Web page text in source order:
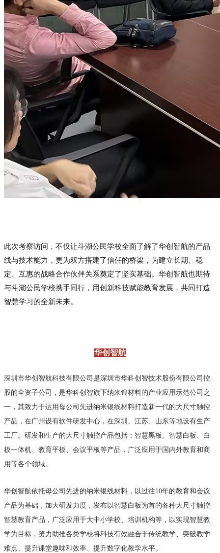
此次考察访问，不仅让斗湖公民学校全面了解了华创智航的产品
线与技术能力，更为双方搭建了信任的桥梁，为建立长期、稳
定、互惠的战略合作伙伴关系奠定了坚实基础。华创智航也期待
与斗湖公民学校携手同行，用创新科技赋能教育发展，共同打造
智慧学习的全新未来。
华创智航
深圳市华创智航科技有限公司是深圳市华科创智技术股份有限公司控
股的全资子公司，是华科创智旗下纳米银材料的产业应用示范公司之
一，其致力于运用母公司先进纳米银线材料打造新一代的大尺寸触控
产品，在广州设有软件研发中心，在深圳、江苏、山东等地设有生产
工厂。研发和生产的大尺寸触控产品包括：智慧黑板、智慧白板、白
板一体机、教育平板、会议平板等产品，广泛应用于国内外教育和商
用等各个领域。
华创智航依托母公司先进的纳米银线材料，以过往10年的教育和会议
产品为基础，加大研发力度，发布以智慧白板为首的各种大尺寸触控
智慧教育产品，广泛应用于大中小学校、培训机构等，以实现智慧教
学为目标，努力助推各类学校将科技有效融合于传统教学、突破教学
难点、提升课堂趣味和效率、提升数字化教学水平。